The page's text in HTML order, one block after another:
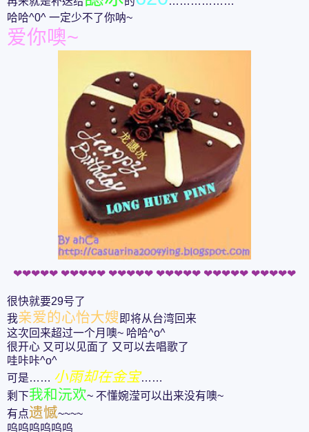
哈哈^0^ 一定少不了你呐~
爱你噢~
❤❤❤❤❤ ❤❤❤❤❤ ❤❤❤❤❤ ❤❤❤❤❤ ❤❤❤❤❤ ❤❤❤❤❤
很快就要29号了
我亲爱的心怡大嫂 即将从台湾回来
这次回来超过一个月噢~ 哈哈^o^
很开心 又可以见面了 又可以去唱歌了
哇咔咔^o^
可是…… 小雨却在金宝……
剩下我和沅欢~ 不懂婉滢可以出来没有噢~
有点遗憾~~~~
呜呜呜呜呜呜